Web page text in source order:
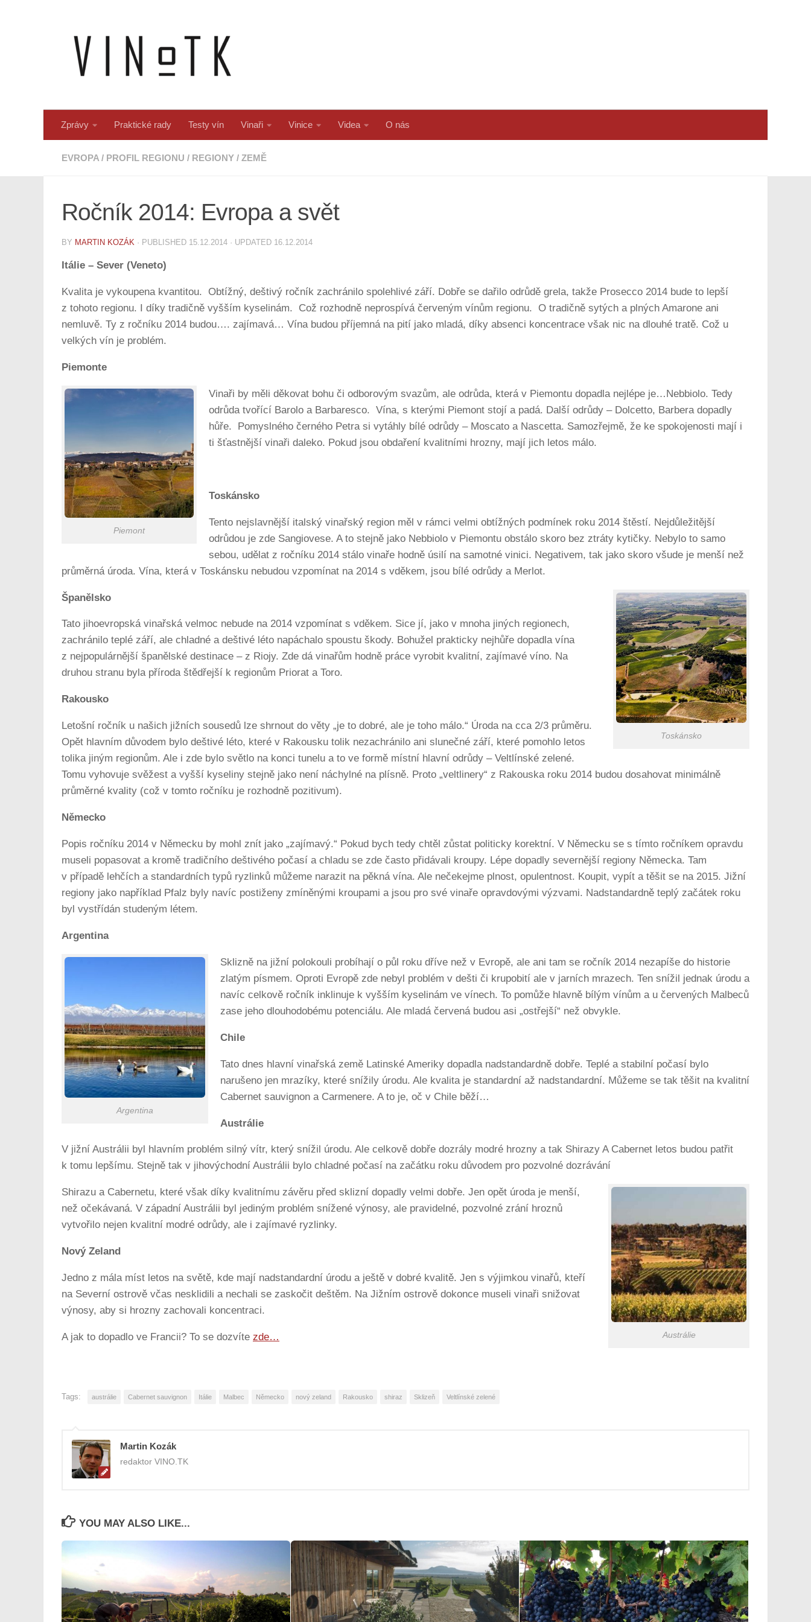
Zprávy Praktické rady Testy vín Vinaři Vinice Videa O nás
EVROPA / PROFIL REGIONU / REGIONY / ZEMĚ
Ročník 2014: Evropa a svět
BY MARTIN KOZÁK · PUBLISHED 15.12.2014 · UPDATED 16.12.2014
Itálie – Sever (Veneto)
Kvalita je vykoupena kvantitou. Obtížný, deštivý ročník zachránilo spolehlivé září. Dobře se dařilo odrůdě grela, takže Prosecco 2014 bude to lepší
z tohoto regionu. I díky tradičně vyšším kyselinám. Což rozhodně neprospívá červeným vínům regionu. O tradičně sytých a plných Amarone ani
nemluvě. Ty z ročníku 2014 budou…. zajímavá… Vína budou příjemná na pití jako mladá, díky absenci koncentrace však nic na dlouhé tratě. Což u
velkých vín je problém.
Piemonte
Piemont
Vinaři by měli děkovat bohu či odborovým svazům, ale odrůda, která v Piemontu dopadla nejlépe je…Nebbiolo. Tedy
odrůda tvořící Barolo a Barbaresco. Vína, s kterými Piemont stojí a padá. Další odrůdy – Dolcetto, Barbera dopadly
hůře. Pomyslného černého Petra si vytáhly bílé odrůdy – Moscato a Nascetta. Samozřejmě, že ke spokojenosti mají i
ti šťastnější vinaři daleko. Pokud jsou obdaření kvalitními hrozny, mají jich letos málo.
Toskánsko
Tento nejslavnější italský vinařský region měl v rámci velmi obtížných podmínek roku 2014 štěstí. Nejdůležitější
odrůdou je zde Sangiovese. A to stejně jako Nebbiolo v Piemontu obstálo skoro bez ztráty kytičky. Nebylo to samo
sebou, udělat z ročníku 2014 stálo vinaře hodně úsilí na samotné vinici. Negativem, tak jako skoro všude je menší než
průměrná úroda. Vína, která v Toskánsku nebudou vzpomínat na 2014 s vděkem, jsou bílé odrůdy a Merlot.
Toskánsko
Španělsko
Tato jihoevropská vinařská velmoc nebude na 2014 vzpomínat s vděkem. Sice jí, jako v mnoha jiných regionech,
zachránilo teplé září, ale chladné a deštivé léto napáchalo spoustu škody. Bohužel prakticky nejhůře dopadla vína
z nejpopulárnější španělské destinace – z Riojy. Zde dá vinařům hodně práce vyrobit kvalitní, zajímavé víno. Na
druhou stranu byla příroda štědřejší k regionům Priorat a Toro.
Rakousko
Letošní ročník u našich jižních sousedů lze shrnout do věty „je to dobré, ale je toho málo.“ Úroda na cca 2/3 průměru.
Opět hlavním důvodem bylo deštivé léto, které v Rakousku tolik nezachránilo ani slunečné září, které pomohlo letos
tolika jiným regionům. Ale i zde bylo světlo na konci tunelu a to ve formě místní hlavní odrůdy – Veltlínské zelené.
Tomu vyhovuje svěžest a vyšší kyseliny stejně jako není náchylné na plísně. Proto „veltlinery“ z Rakouska roku 2014 budou dosahovat minimálně
průměrné kvality (což v tomto ročníku je rozhodně pozitivum).
Německo
Popis ročníku 2014 v Německu by mohl znít jako „zajímavý.“ Pokud bych tedy chtěl zůstat politicky korektní. V Německu se s tímto ročníkem opravdu
museli popasovat a kromě tradičního deštivého počasí a chladu se zde často přidávali kroupy. Lépe dopadly severnější regiony Německa. Tam
v případě lehčích a standardních typů ryzlinků můžeme narazit na pěkná vína. Ale nečekejme plnost, opulentnost. Koupit, vypít a těšit se na 2015. Jižní
regiony jako například Pfalz byly navíc postiženy zmíněnými kroupami a jsou pro své vinaře opravdovými výzvami. Nadstandardně teplý začátek roku
byl vystřídán studeným létem.
Argentina
Argentina
Sklizně na jižní polokouli probíhají o půl roku dříve než v Evropě, ale ani tam se ročník 2014 nezapíše do historie
zlatým písmem. Oproti Evropě zde nebyl problém v dešti či krupobití ale v jarních mrazech. Ten snížil jednak úrodu a
navíc celkově ročník inklinuje k vyšším kyselinám ve vínech. To pomůže hlavně bílým vínům a u červených Malbeců
zase jeho dlouhodobému potenciálu. Ale mladá červená budou asi „ostřejší“ než obvykle.
Chile
Tato dnes hlavní vinařská země Latinské Ameriky dopadla nadstandardně dobře. Teplé a stabilní počasí bylo
narušeno jen mrazíky, které snížily úrodu. Ale kvalita je standardní až nadstandardní. Můžeme se tak těšit na kvalitní
Cabernet sauvignon a Carmenere. A to je, oč v Chile běží…
Austrálie
V jižní Austrálii byl hlavním problém silný vítr, který snížil úrodu. Ale celkově dobře dozrály modré hrozny a tak Shirazy A Cabernet letos budou patřit
k tomu lepšímu. Stejně tak v jihovýchodní Austrálii bylo chladné počasí na začátku roku důvodem pro pozvolné dozrávání
Austrálie
Shirazu a Cabernetu, které však díky kvalitnímu závěru před sklizní dopadly velmi dobře. Jen opět úroda je menší,
než očekávaná. V západní Austrálii byl jediným problém snížené výnosy, ale pravidelné, pozvolné zrání hroznů
vytvořilo nejen kvalitní modré odrůdy, ale i zajímavé ryzlinky.
Nový Zeland
Jedno z mála míst letos na světě, kde mají nadstandardní úrodu a ještě v dobré kvalitě. Jen s výjimkou vinařů, kteří
na Severní ostrově včas nesklidili a nechali se zaskočit deštěm. Na Jižním ostrově dokonce museli vinaři snižovat
výnosy, aby si hrozny zachovali koncentraci.
A jak to dopadlo ve Francii? To se dozvíte zde…
Tags: austrálie Cabernet sauvignon Itálie Malbec Německo nový zeland Rakousko shiraz Sklizeň Veltlínské zelené
Martin Kozák
redaktor VINO.TK
YOU MAY ALSO LIKE...